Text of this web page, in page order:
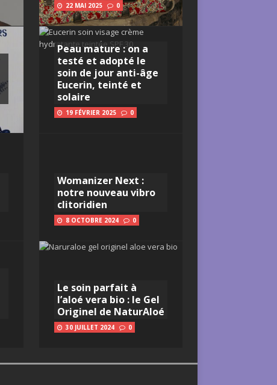
22 MAI 2025 0
Peau mature : on a
testé et adopté le
soin de jour anti-âge
Eucerin, teinté et
solaire
19 FÉVRIER 2025 0
Womanizer Next :
notre nouveau vibro
clitoridien
8 OCTOBRE 2024 0
Le soin parfait à
l’aloé vera bio : le Gel
Originel de NaturAloé
30 JUILLET 2024 0